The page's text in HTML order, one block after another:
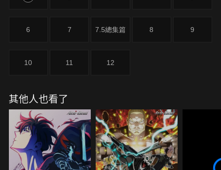
6 7 7.5總集篇 8 9
10 11 12
其他人也看了